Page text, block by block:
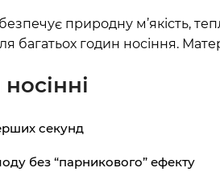
природну м’якість,
багатьох годин носіння.
секунд
без “парникового” ефекту